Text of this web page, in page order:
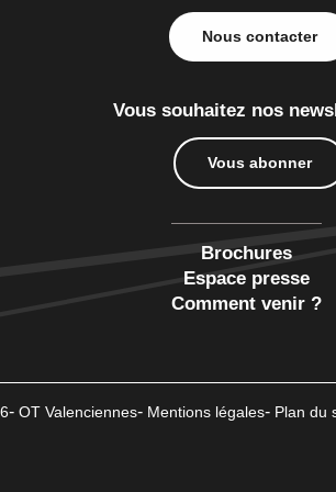
Nous contacter
Vous souhaitez nos
Vous abonner
Brochures
Espace presse
Comment venir ?
OT Valenciennes Mentions légales Plan du